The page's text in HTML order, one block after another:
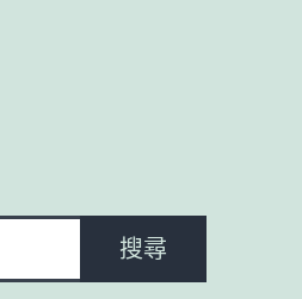
搜尋